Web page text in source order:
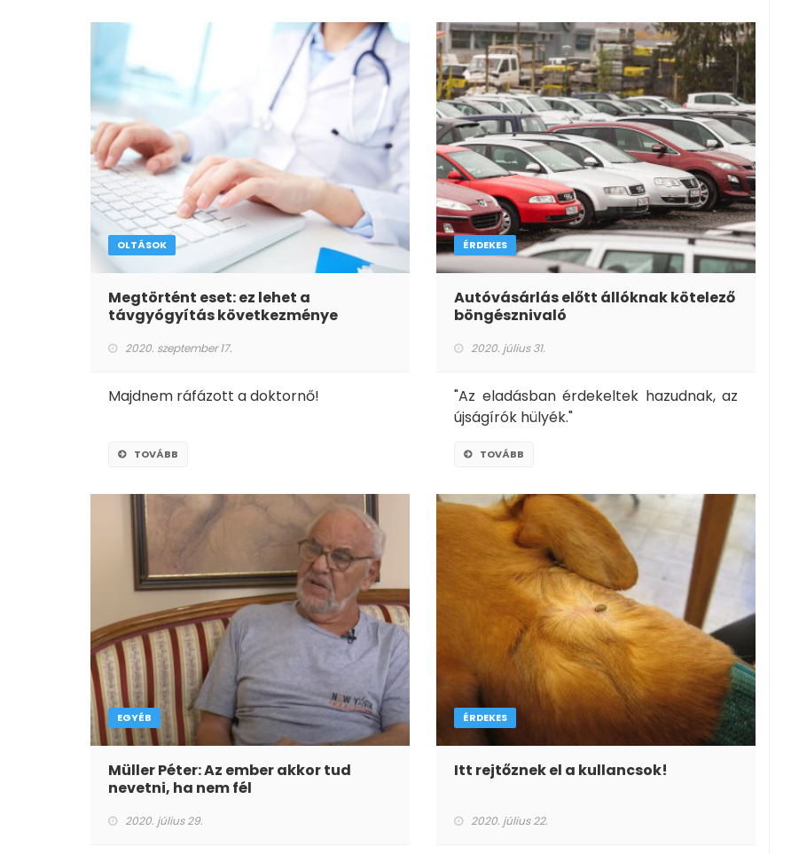
OLTÁSOK
Megtörtént eset: ez lehet a
távgyógyítás következménye
2020. szeptember 17.
Majdnem ráfázott a doktornő!
TOVÁBB
ÉRDEKES
Autóvásárlás előtt állóknak kötelező
böngésznivaló
2020. július 31.
"Az eladásban érdekeltek hazudnak, az
újságírók hülyék."
TOVÁBB
EGYÉB
Müller Péter: Az ember akkor tud
nevetni, ha nem fél
2020. július 29.
ÉRDEKES
Itt rejtőznek el a kullancsok!
2020. július 22.